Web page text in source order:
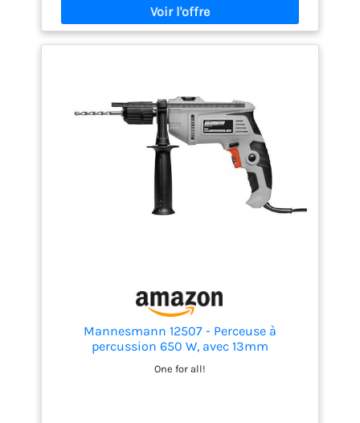
Mannesmann 12507 - Perceuse à
percussion 650 W, avec 13mm
One for all!